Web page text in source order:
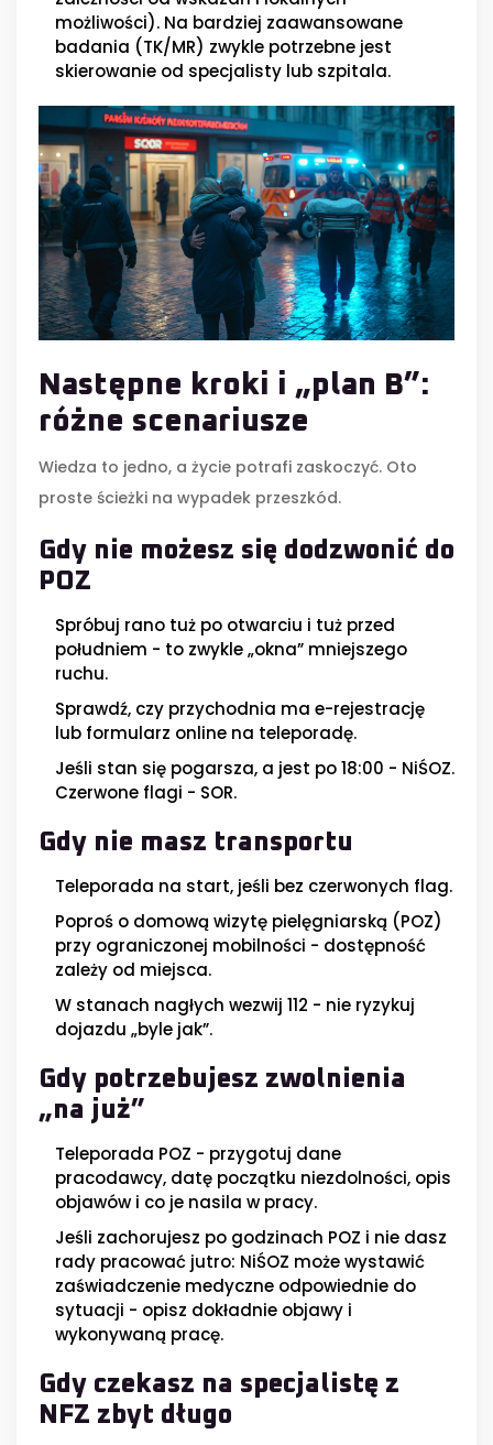
możliwości). Na bardziej zaawansowane
badania (TK/MR) zwykle potrzebne jest
skierowanie od specjalisty lub szpitala.
Następne kroki i „plan B”:
różne scenariusze
Wiedza to jedno, a życie potrafi zaskoczyć. Oto
proste ścieżki na wypadek przeszkód.
Gdy nie możesz się dodzwonić do
POZ
Spróbuj rano tuż po otwarciu i tuż przed
południem - to zwykle „okna” mniejszego
ruchu.
Sprawdź, czy przychodnia ma e-rejestrację
lub formularz online na teleporadę.
Jeśli stan się pogarsza, a jest po 18:00 - NiŚOZ.
Czerwone flagi - SOR.
Gdy nie masz transportu
Teleporada na start, jeśli bez czerwonych flag.
Poproś o domową wizytę pielęgniarską (POZ)
przy ograniczonej mobilności - dostępność
zależy od miejsca.
W stanach nagłych wezwij 112 - nie ryzykuj
dojazdu „byle jak”.
Gdy potrzebujesz zwolnienia
„na już”
Teleporada POZ - przygotuj dane
pracodawcy, datę początku niezdolności, opis
objawów i co je nasila w pracy.
Jeśli zachorujesz po godzinach POZ i nie dasz
rady pracować jutro: NiŚOZ może wystawić
zaświadczenie medyczne odpowiednie do
sytuacji - opisz dokładnie objawy i
wykonywaną pracę.
Gdy czekasz na specjalistę z
NFZ zbyt długo